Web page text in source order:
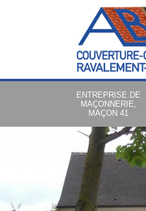
ENTREPRISE DE
MAÇONNERIE,
MAÇON 41